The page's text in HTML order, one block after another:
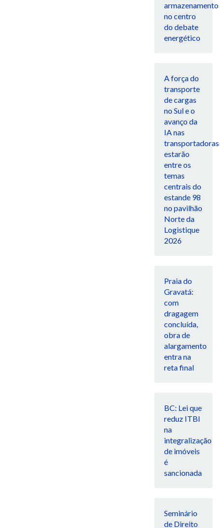
armazenamento
no centro
do debate
energético
A força do
transporte
de cargas
no Sul e o
avanço da
IA nas
transportadoras
estarão
entre os
temas
centrais do
estande 98
no pavilhão
Norte da
Logistique
2026
Praia do
Gravatá:
com
dragagem
concluída,
obra de
alargamento
entra na
reta final
BC: Lei que
reduz ITBI
na
integralização
de imóveis
é
sancionada
Seminário
de Direito